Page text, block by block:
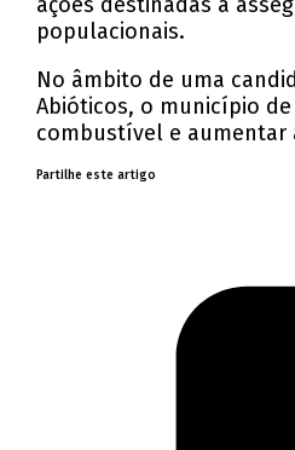
populacionais.
No âmbito de uma
Abióticos, o município
combustível e aumentar
Partilhe este artigo